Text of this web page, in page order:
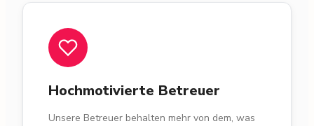
Hochmotivierte Betreuer
Unsere Betreuer behalten mehr von dem, was